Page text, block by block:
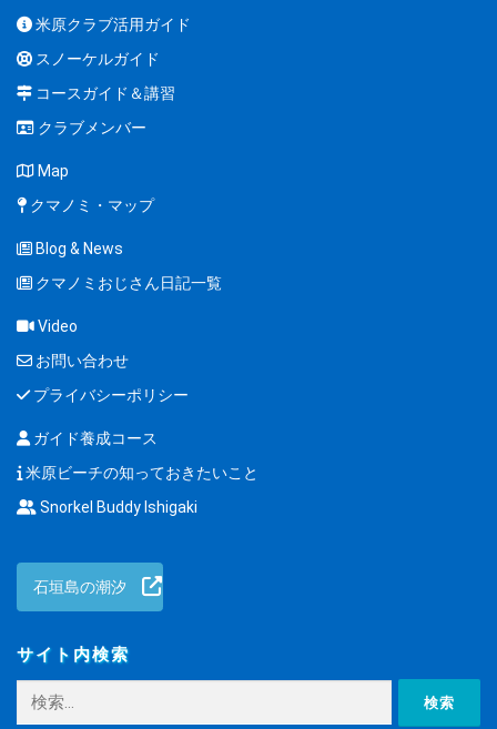
米原クラブ活用ガイド
スノーケルガイド
コースガイド＆講習
クラブメンバー
Map
クマノミ・マップ
Blog & News
クマノミおじさん日記一覧
Video
お問い合わせ
プライバシーポリシー
ガイド養成コース
米原ビーチの知っておきたいこと
Snorkel Buddy Ishigaki
石垣島の潮汐
サイト内検索